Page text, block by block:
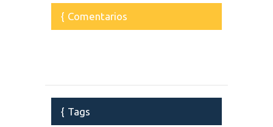
Comentarios
Tags